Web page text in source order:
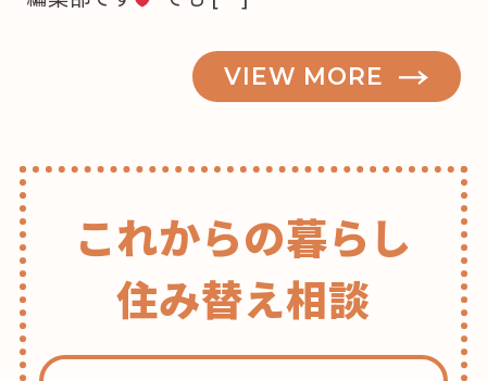
VIEW MORE
これからの暮らし
住み替え相談